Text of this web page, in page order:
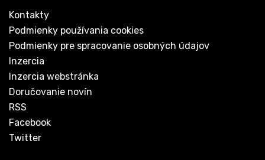
Kontakty
Podmienky používania cookies
Podmienky pre spracovanie osobných údajov
Inzercia
Inzercia webstránka
Doručovanie novín
RSS
Facebook
Twitter